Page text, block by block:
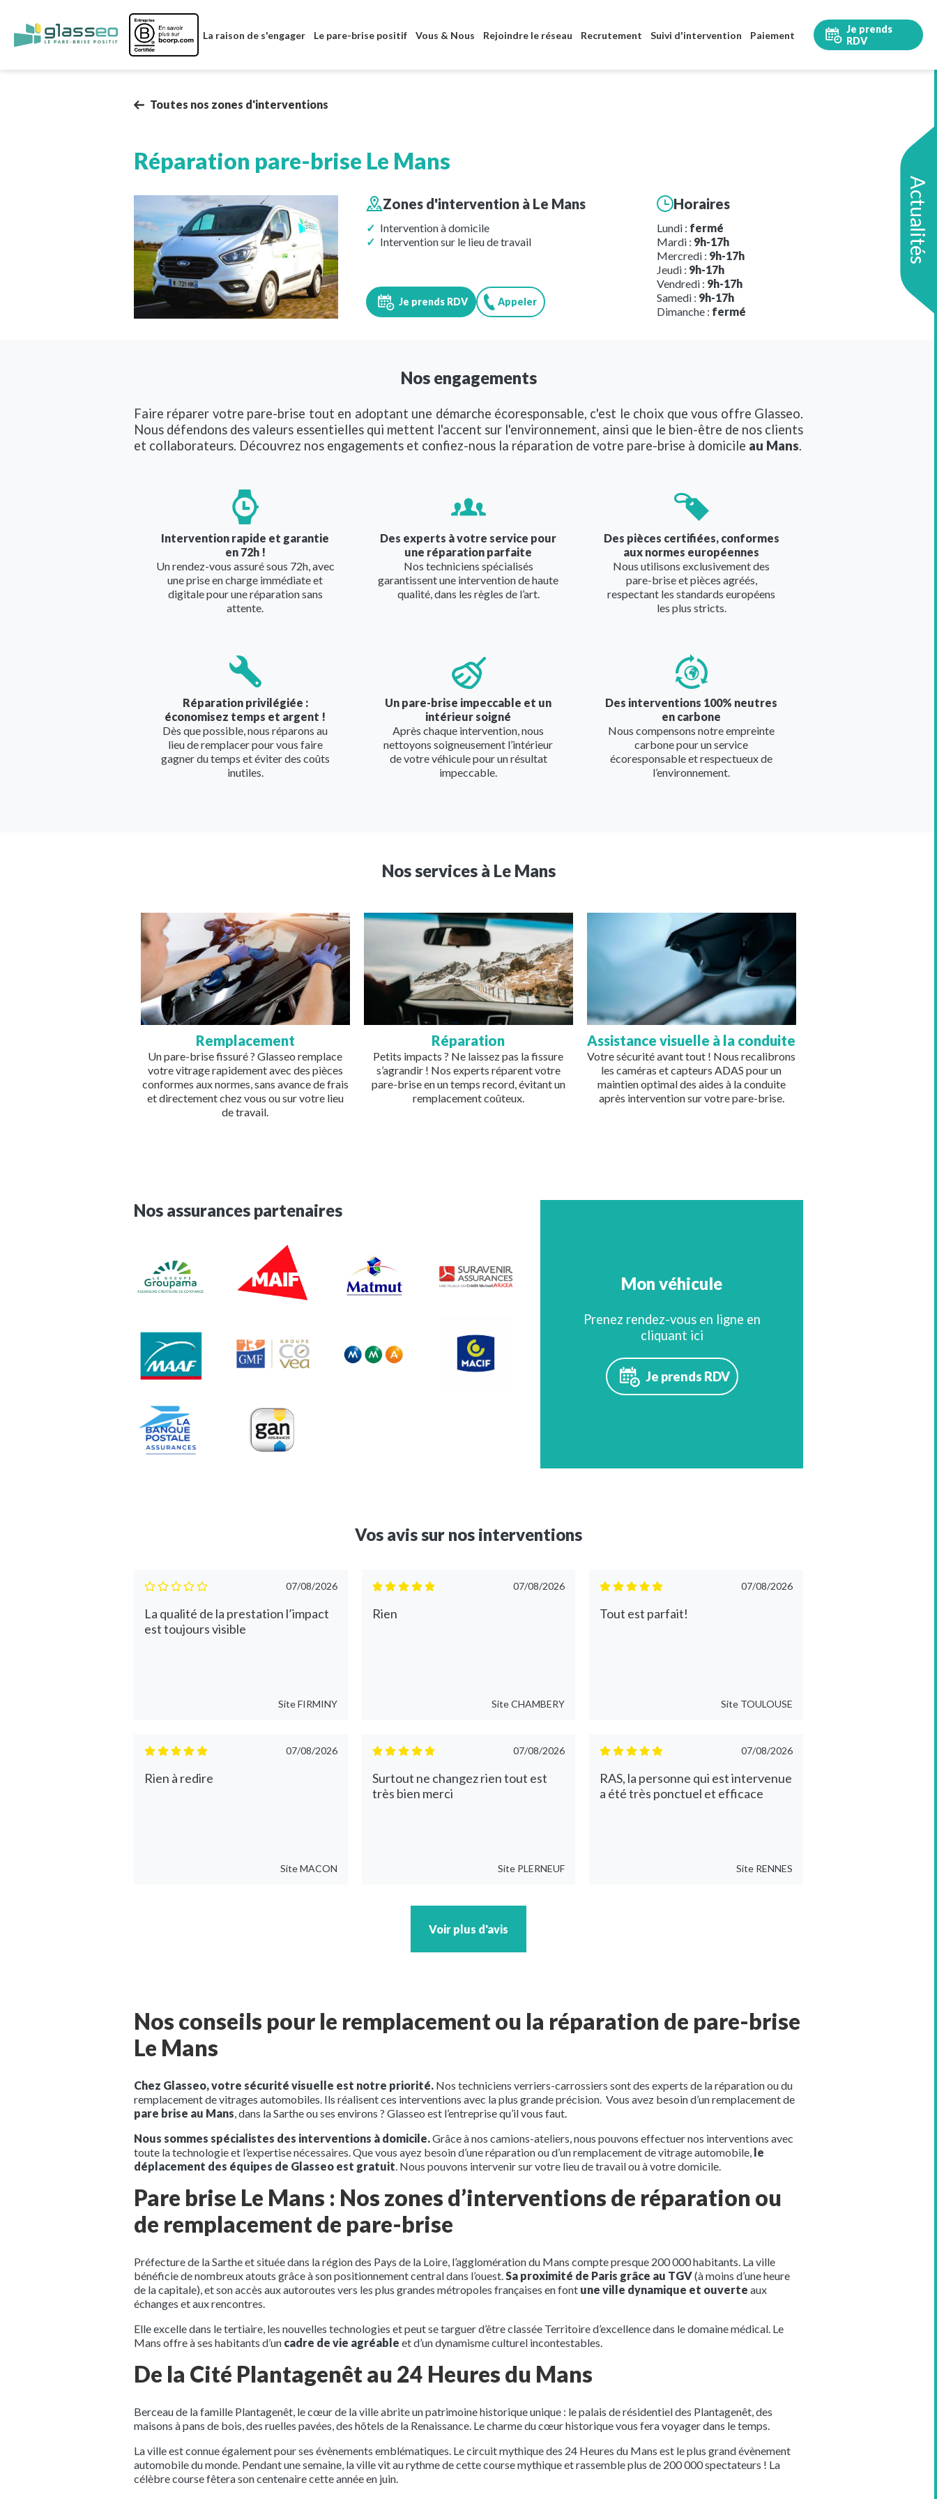
Image
La raison de s'engager Le pare-brise positif Vous & Nous Rejoindre le réseau Recrutement Suivi d'intervention Paiement
Je prends
RDV
Actualités
Toutes nos zones d'interventions
Réparation pare-brise Le Mans
Zones d'intervention à Le Mans
Intervention à domicile
Intervention sur le lieu de travail
Je prends RDV Appeler
Horaires
Lundi : fermé
Mardi : 9h-17h
Mercredi : 9h-17h
Jeudi : 9h-17h
Vendredi : 9h-17h
Samedi : 9h-17h
Dimanche : fermé
Nos engagements
Faire réparer votre pare-brise tout en adoptant une démarche écoresponsable, c'est le choix que vous offre Glasseo.
Nous défendons des valeurs essentielles qui mettent l'accent sur l'environnement, ainsi que le bien-être de nos clients
et collaborateurs. Découvrez nos engagements et confiez-nous la réparation de votre pare-brise à domicile au Mans.
Intervention rapide et garantie
en 72h !
Un rendez-vous assuré sous 72h, avec
une prise en charge immédiate et
digitale pour une réparation sans
attente.
Des experts à votre service pour
une réparation parfaite
Nos techniciens spécialisés
garantissent une intervention de haute
qualité, dans les règles de l’art.
Des pièces certifiées, conformes
aux normes européennes
Nous utilisons exclusivement des
pare-brise et pièces agréés,
respectant les standards européens
les plus stricts.
Réparation privilégiée :
économisez temps et argent !
Dès que possible, nous réparons au
lieu de remplacer pour vous faire
gagner du temps et éviter des coûts
inutiles.
Un pare-brise impeccable et un
intérieur soigné
Après chaque intervention, nous
nettoyons soigneusement l’intérieur
de votre véhicule pour un résultat
impeccable.
Des interventions 100% neutres
en carbone
Nous compensons notre empreinte
carbone pour un service
écoresponsable et respectueux de
l’environnement.
Nos services à Le Mans
Image
Remplacement
Un pare-brise fissuré ? Glasseo remplace
votre vitrage rapidement avec des pièces
conformes aux normes, sans avance de frais
et directement chez vous ou sur votre lieu
de travail.
Image
Réparation
Petits impacts ? Ne laissez pas la fissure
s’agrandir ! Nos experts réparent votre
pare-brise en un temps record, évitant un
remplacement coûteux.
Assistance visuelle à la conduite
Votre sécurité avant tout ! Nous recalibrons
les caméras et capteurs ADAS pour un
maintien optimal des aides à la conduite
après intervention sur votre pare-brise.
Nos assurances partenaires
Mon véhicule
Prenez rendez-vous en ligne en
cliquant ici
Je prends RDV
Vos avis sur nos interventions
07/08/2026
La qualité de la prestation l’impact
est toujours visible
SiteFIRMINY
07/08/2026
Rien
SiteCHAMBERY
07/08/2026
Tout est parfait!
Site TOULOUSE
07/08/2026
Rien à redire
SiteMACON
07/08/2026
Surtout ne changez rien tout est
très bien merci
Site PLERNEUF
07/08/2026
RAS, la personne qui est intervenue
a été très ponctuel et efficace
Site RENNES
Voir plus d'avis
Nos conseils pour le remplacement ou la réparation de pare-brise
Le Mans
Chez Glasseo, votre sécurité visuelle est notre priorité. Nos techniciens verriers-carrossiers sont des experts de la réparation ou du
remplacement de vitrages automobiles. Ils réalisent ces interventions avec la plus grande précision. Vous avez besoin d’un remplacement de
pare brise au Mans, dans la Sarthe ou ses environs ? Glasseo est l’entreprise qu’il vous faut.
Nous sommes spécialistes des interventions à domicile.Grâce à nos camions-ateliers, nous pouvons effectuer nos interventions avec
toute la technologie et l’expertise nécessaires. Que vous ayez besoin d’une réparation ou d’un remplacement de vitrage automobile, le
déplacement des équipes de Glasseo est gratuit. Nous pouvons intervenir sur votre lieu de travail ou à votre domicile.
Pare brise Le Mans : Nos zones d’interventions de réparation ou
de remplacement de pare-brise
Préfecture de la Sarthe et située dans la région des Pays de la Loire, l’agglomération du Mans compte presque 200 000 habitants. La ville
bénéficie de nombreux atouts grâce à son positionnement central dans l’ouest.Sa proximité de Paris grâce au TGV(à moins d’une heure
de la capitale), et son accès aux autoroutes vers les plus grandes métropoles françaises en font une ville dynamique et ouverte aux
échanges et aux rencontres.
Elle excelle dans le tertiaire, les nouvelles technologies et peut se targuer d’être classée Territoire d’excellence dans le domaine médical. Le
Mans offre à ses habitants d’un cadre de vie agréable et d’un dynamisme culturel incontestables.
De la Cité Plantagenêt au 24 Heures du Mans
Berceau de la famille Plantagenêt, le cœur de la ville abrite un patrimoine historique unique : le palais de résidentiel des Plantagenêt, des
maisons à pans de bois, des ruelles pavées, des hôtels de la Renaissance. Le charme du cœur historique vous fera voyager dans le temps.
La ville est connue également pour ses évènements emblématiques. Le circuit mythique des 24 Heures du Mans est le plus grand évènement
automobile du monde. Pendant une semaine, la ville vit au rythme de cette course mythique et rassemble plus de 200 000 spectateurs ! La
célèbre course fêtera son centenaire cette année en juin.